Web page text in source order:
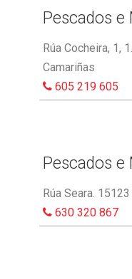
Pescados
Rúa Cocheira, 1,
Camariñas
605 219 605
Pescados e
Rúa Seara.
630 320 867